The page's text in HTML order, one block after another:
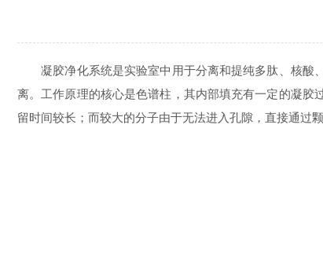
凝胶净化系统是实验室中用于分离和提纯多肽、核酸、
离。工作原理的核心是色谱柱，其内部填充有一定的凝
留时间较长；而较大的分子由于无法进入孔隙，直接通过